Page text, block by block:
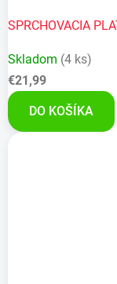
SPRCHOVACIA
Skladom (4 ks)
€21,99
DO KOŠÍKA